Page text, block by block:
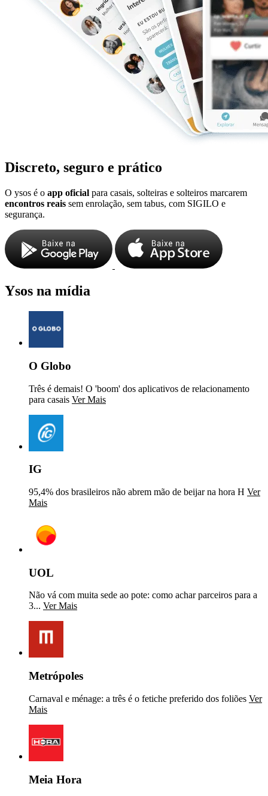
Discreto, seguro e prático
O ysos é o app oficial para casais, solteiras e solteiros marcarem
encontros reais sem enrolação, sem tabus, com SIGILO e
segurança.
Ysos na mídia
O Globo
Três é demais! O 'boom' dos aplicativos de relacionamento
para casais Ver Mais
IG
95,4% dos brasileiros não abrem mão de beijar na hora H Ver
Mais
UOL
Não vá com muita sede ao pote: como achar parceiros para a
3... Ver Mais
Metrópoles
Carnaval e ménage: a três é o fetiche preferido dos foliões Ver
Mais
Meia Hora